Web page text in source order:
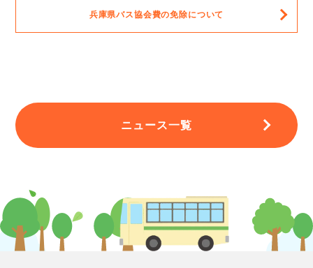
兵庫県バス協会費の免除について
ニュース一覧